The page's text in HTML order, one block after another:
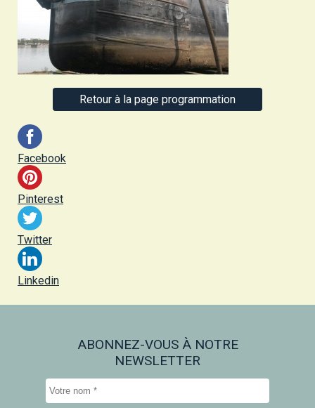
Retour à la page programmation
Facebook
Pinterest
Twitter
Linkedin
ABONNEZ-VOUS À NOTRE
NEWSLETTER